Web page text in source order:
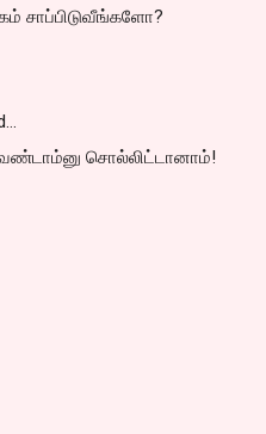
சாப்பிடுவீங்களோ?
சொல்லிட்டானாம்!